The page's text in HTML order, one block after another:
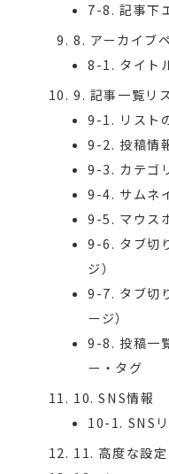
7-8. 記事下
8. アーカイブ
8-1. タイト
9. 記事一覧リ
9-1. リスト
9-2. 投稿情
9-3. カテゴ
9-4. サムネ
9-5. マウス
9-6. タブ切
ジ）
9-7. タブ切
ージ）
9-8. 投稿一
ー・タグ
10. SNS情報
10-1. SNS
11. 高度な設定